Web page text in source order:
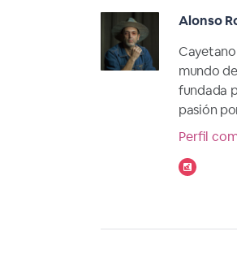
Alonso
mundo
fundada
pasión
Perfil